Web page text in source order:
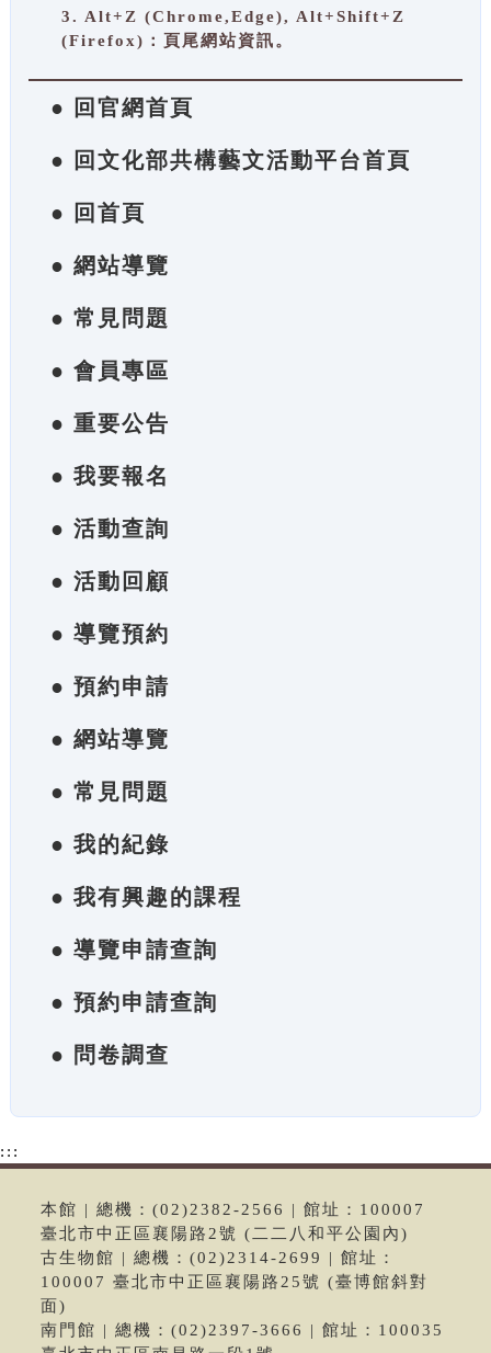
3. Alt+Z (Chrome,Edge), Alt+Shift+Z
(Firefox)：頁尾網站資訊。
● 回官網首頁
● 回文化部共構藝文活動平台首頁
● 回首頁
● 網站導覽
● 常見問題
● 會員專區
● 重要公告
● 我要報名
● 活動查詢
● 活動回顧
● 導覽預約
● 預約申請
● 網站導覽
● 常見問題
● 我的紀錄
● 我有興趣的課程
● 導覽申請查詢
● 預約申請查詢
● 問卷調查
:::
本館 | 總機：(02)2382-2566 | 館址：100007
臺北市中正區襄陽路2號 (二二八和平公園內)
古生物館 | 總機：(02)2314-2699 | 館址：
100007 臺北市中正區襄陽路25號 (臺博館斜對
面)
南門館 | 總機：(02)2397-3666 | 館址：100035